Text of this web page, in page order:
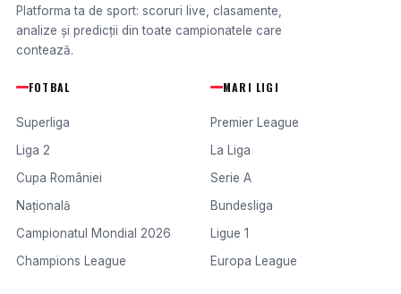
Platforma ta de sport: scoruri live, clasamente,
analize și predicții din toate campionatele care
contează.
FOTBAL
Superliga
Liga 2
Cupa României
Națională
Campionatul Mondial 2026
Champions League
MARI LIGI
Premier League
La Liga
Serie A
Bundesliga
Ligue 1
Europa League